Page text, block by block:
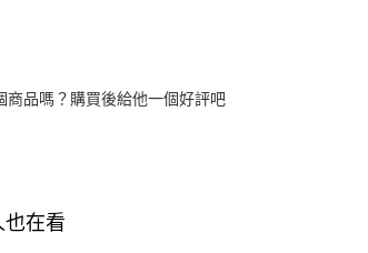
商品嗎？購買後給他一個好評吧
也在看